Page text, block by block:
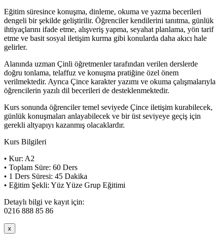
Eğitim süresince konuşma, dinleme, okuma ve yazma becerileri
dengeli bir şekilde geliştirilir. Öğrenciler kendilerini tanıtma, günlük
ihtiyaçlarını ifade etme, alışveriş yapma, seyahat planlama, yön tarif
etme ve basit sosyal iletişim kurma gibi konularda daha akıcı hale
gelirler.
Alanında uzman Çinli öğretmenler tarafından verilen derslerde
doğru tonlama, telaffuz ve konuşma pratiğine özel önem
verilmektedir. Ayrıca Çince karakter yazımı ve okuma çalışmalarıyla
öğrencilerin yazılı dil becerileri de desteklenmektedir.
Kurs sonunda öğrenciler temel seviyede Çince iletişim kurabilecek,
günlük konuşmaları anlayabilecek ve bir üst seviyeye geçiş için
gerekli altyapıyı kazanmış olacaklardır.
Kurs Bilgileri
• Kur: A2
• Toplam Süre: 60 Ders
• 1 Ders Süresi: 45 Dakika
• Eğitim Şekli: Yüz Yüze Grup Eğitimi
Detaylı bilgi ve kayıt için:
0216 888 85 86
x